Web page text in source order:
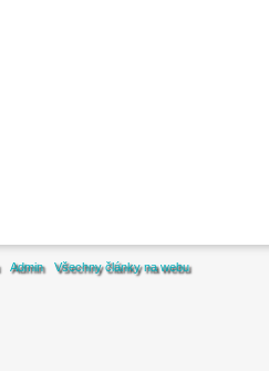
Admin Všechny články na webu